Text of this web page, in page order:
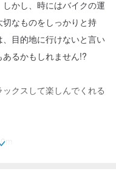
かし、時にはバイクの運
なものをしっかりと持
目的地に行けないと言い
るかもしれません!?
クスして楽しんでくれる